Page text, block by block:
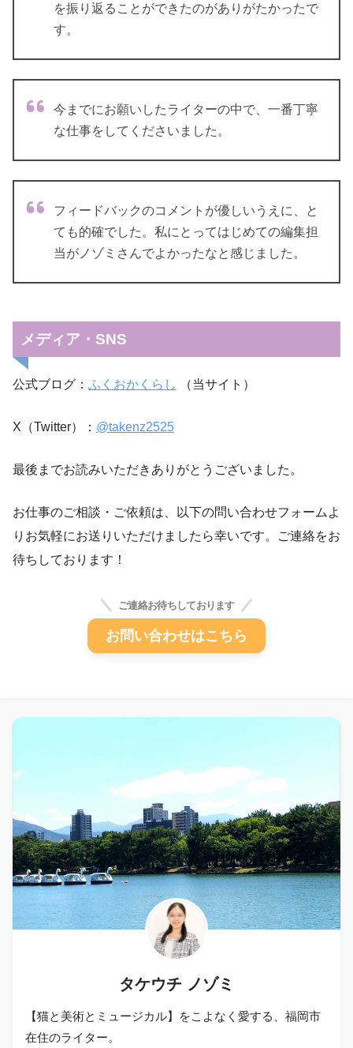
を振り返ることができたのがありがたかったで
す。
今までにお願いしたライターの中で、一番丁寧
な仕事をしてくださいました。
フィードバックのコメントが優しいうえに、と
ても的確でした。私にとってはじめての編集担
当がノゾミさんでよかったなと感じました。
メディア・SNS
公式ブログ： ふくおかくらし （当サイト）
X（Twitter）： @takenz2525
最後までお読みいただきありがとうございました。
お仕事のご相談・ご依頼は、以下の問い合わせフォームよ
りお気軽にお送りいただけましたら幸いです。ご連絡をお
待ちしております！
ご連絡お待ちしております
お問い合わせはこちら
タケウチ ノゾミ
【猫と美術とミュージカル】をこよなく愛する、福岡市
在住のライター。